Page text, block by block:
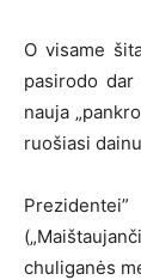
O visame
pasirodo
nauja
ruošiasi
chuliganės